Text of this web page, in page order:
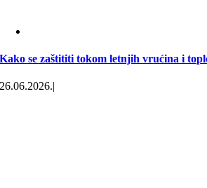
Kako se zaštititi tokom letnjih vrućina i
26.06.2026.|